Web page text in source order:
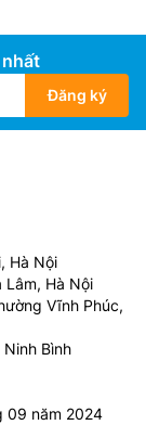
Đăng ký
Hà Nội
Lâm, Hà Nội
Vĩnh Phúc,
Bình
09 năm 2024